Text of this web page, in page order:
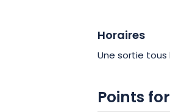
Horaires
Une sortie tous
Points